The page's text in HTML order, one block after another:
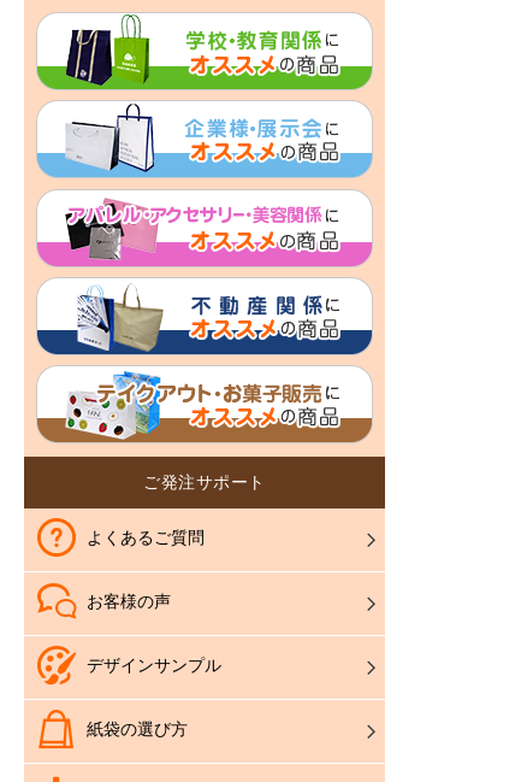
ご発注サポート
よくあるご質問
お客様の声
デザインサンプル
紙袋の選び方